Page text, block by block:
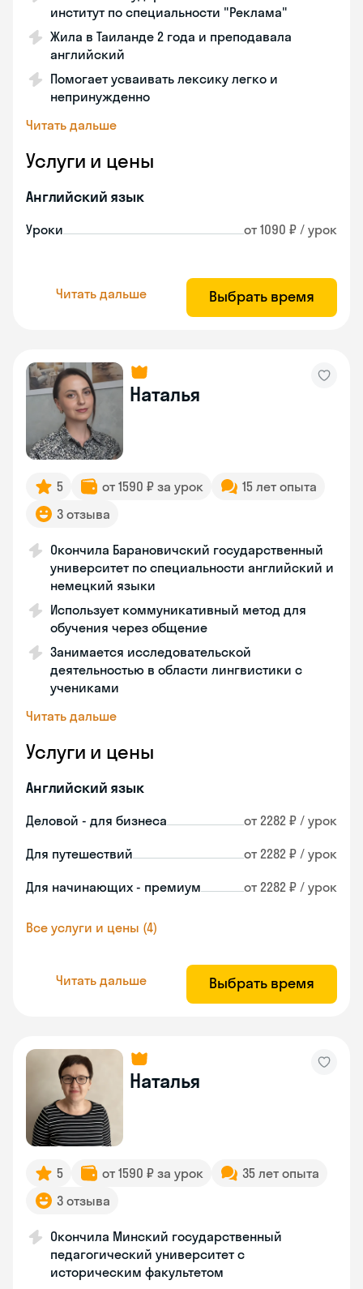
институт по специальности "Реклама"
Жила в Таиланде 2 года и преподавала
английский
Помогает усваивать лексику легко и
непринужденно
Читать дальше
Услуги и цены
Английский язык
Уроки от 1090 ₽ / урок
Читать дальше Выбрать время
Наталья
5 от 1590 ₽ за урок
15 лет опыта
3 отзыва
Окончила Барановичский государственный
университет по специальности английский и
немецкий языки
Использует коммуникативный метод для
обучения через общение
Занимается исследовательской
деятельностью в области лингвистики с
учениками
Читать дальше
Услуги и цены
Английский язык
Деловой - для бизнеса от 2282 ₽ / урок
Для путешествий от 2282 ₽ / урок
Для начинающих - премиум от 2282 ₽ / урок
Все услуги и цены (4)
Читать дальше Выбрать время
Наталья
5 от 1590 ₽ за урок
35 лет опыта
3 отзыва
Окончила Минский государственный
педагогический университет с
историческим факультетом